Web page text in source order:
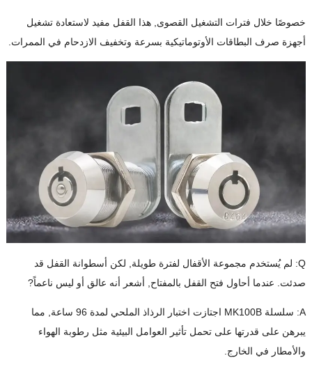
خصوصًا خلال فترات التشغيل القصوى, هذا القفل مفيد لاستعادة تشغيل
أجهزة صرف البطاقات الأوتوماتيكية بسرعة وتخفيف الازدحام في الممرات.
Q: لم يُستخدم مجموعة الأقفال لفترة طويلة, لكن أسطوانة القفل قد
صدئت. عندما أحاول فتح القفل بالمفتاح, أشعر أنه عالق أو ليس ناعماً?
A: سلسلة MK100B اجتازت اختبار الرذاذ الملحي لمدة 96 ساعة, مما
يبرهن على قدرتها على تحمل تأثير العوامل البيئية مثل رطوبة الهواء
والأمطار في الخارج.